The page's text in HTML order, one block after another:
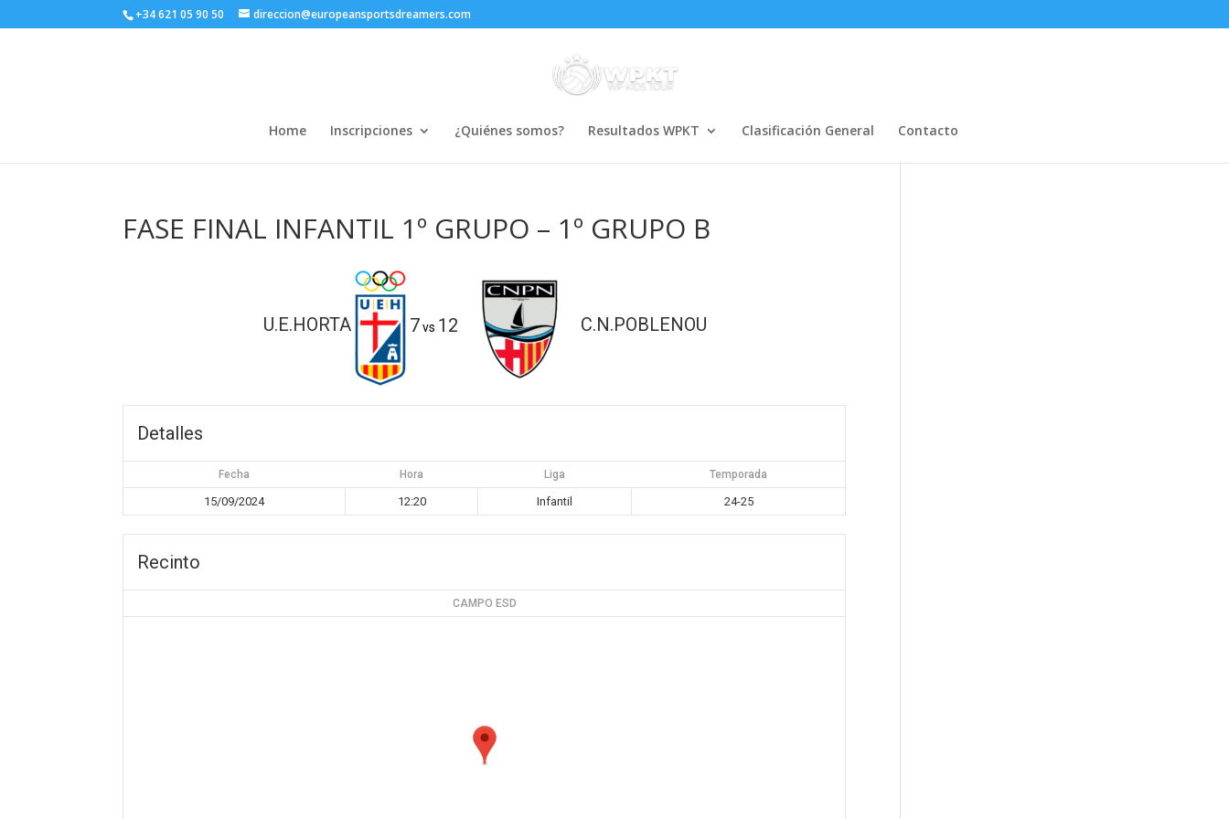
+34 621 05 90 50 direccion@europeansportsdreamers.com
Home Inscripciones ¿Quiénes somos? Resultados WPKT Clasificación General Contacto
FASE FINAL INFANTIL 1º GRUPO – 1º GRUPO B
U.E.HORTA 7 vs 12 C.N.POBLENOU
Detalles
Fecha Hora Liga Temporada
15/09/2024 12:20 Infantil 24-25
Recinto
CAMPO ESD